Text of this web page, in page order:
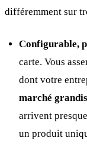
différemment sur
Configurable,
carte. Vous
dont votre
marché
arrivent
un produit